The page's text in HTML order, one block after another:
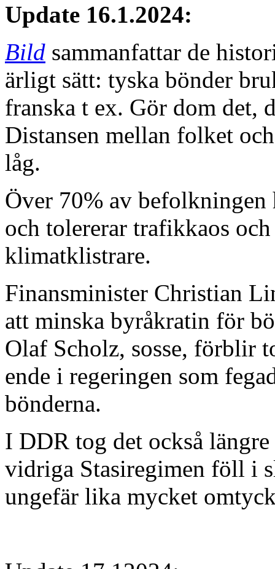
Update 16.1.2024:
Bild sammanfattar de
ärligt sätt: tyska bönder
franska t ex. Gör dom det,
Distansen mellan folket
låg.
Över 70% av befolkningen
och tolererar trafikkaos
klimatklistrare.
Finansminister Christian
att minska byråkratin för
Olaf Scholz, sosse, förblir
ende i regeringen som
bönderna.
I DDR tog det också
vidriga Stasiregimen föll i
ungefär lika mycket